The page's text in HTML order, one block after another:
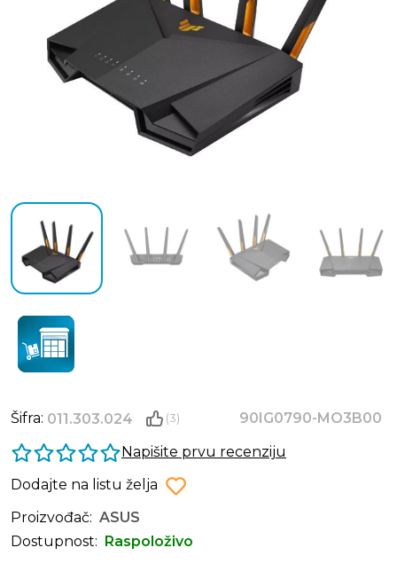
Šifra: 011.303.024 (3)
90IG0790-MO3B00
Napišite prvu recenziju
Dodajte na listu želja
Proizvođač: ASUS
Dostupnost:
Raspoloživo